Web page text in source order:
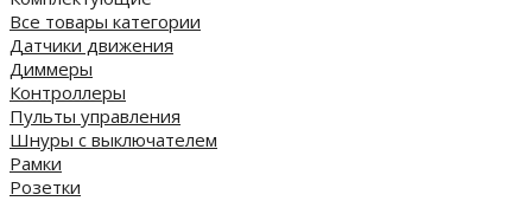
Все товары категории
Датчики движения
Диммеры
Контроллеры
Пульты управления
Шнуры с выключателем
Рамки
Розетки